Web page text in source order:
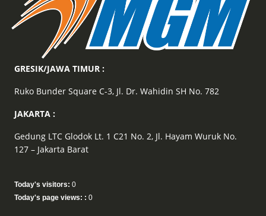
GRESIK/JAWA TIMUR :
Ruko Bunder Square C-3, Jl. Dr. Wahidin SH No. 782
JAKARTA :
Gedung LTC Glodok Lt. 1 C21 No. 2, Jl. Hayam Wuruk No.
127 – Jakarta Barat
Today's visitors: 0
Today's page views: : 0